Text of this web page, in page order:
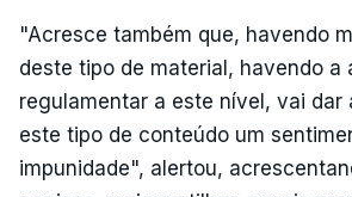
"Acresce também que, havendo
deste tipo de material, havendo a
regulamentar a este nível, vai dar
este tipo de conteúdo um
impunidade", alertou,